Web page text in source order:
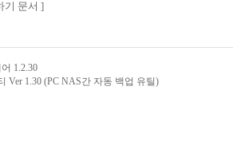
기 문서 ]
1.2.30
Ver 1.30 (PC NAS간 자동 백업 유틸)